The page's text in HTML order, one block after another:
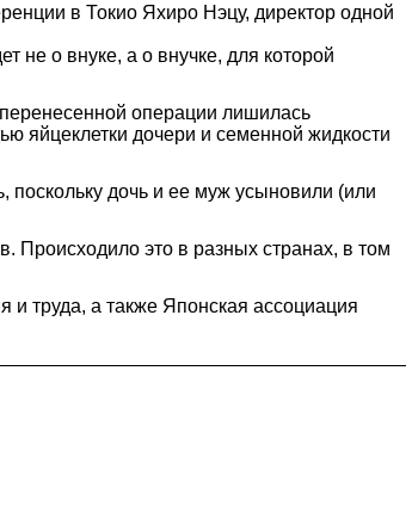
в Токио Яхиро Нэцу, директор одной
не о внуке, а о внучке, для которой
перенесенной операции лишилась
яйцеклетки дочери и семенной жидкости
поскольку дочь и ее муж усыновили (или
Происходило это в разных странах, в том
и труда, а также Японская ассоциация